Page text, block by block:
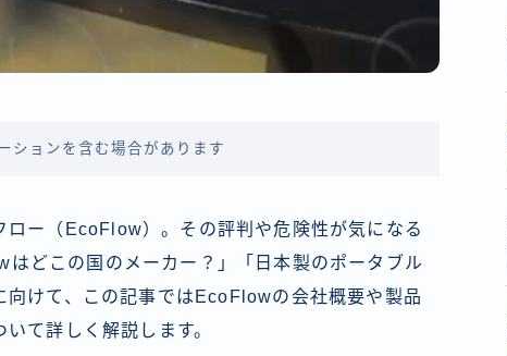
ションを含む場合があります
ー（EcoFlow）。その評判や危険性が気になる
どこの国のメーカー？」「日本製のポータブル
けて、この記事ではEcoFlowの会社概要や製品
て詳しく解説します。